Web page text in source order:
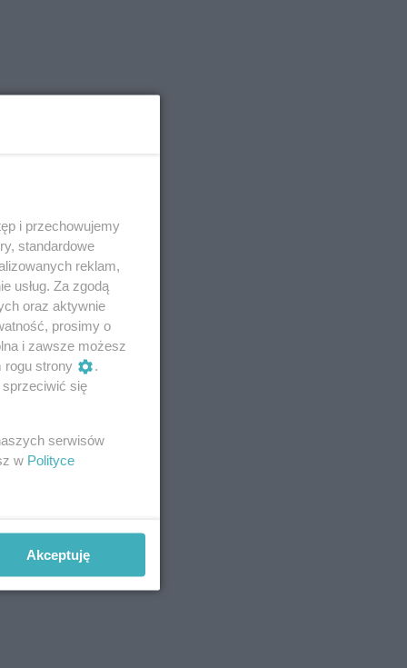
i przechowujemy
standardowe
reklam,
usług. Za zgodą
oraz aktywnie
prosimy o
i zawsze możesz
rogu strony
.
się
serwisów
w Polityce
Akceptuję